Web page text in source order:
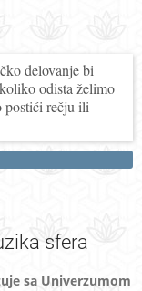
delovanje bi
odista želimo
postići rečju ili
sfera
sa Univerzumom